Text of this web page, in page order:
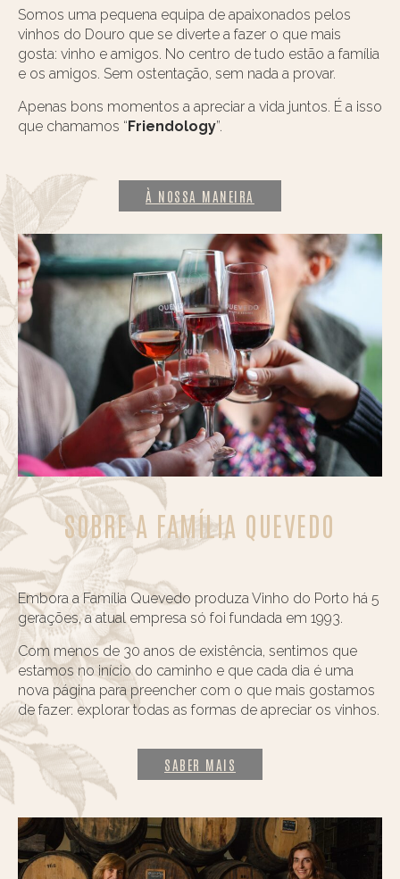
Somos uma pequena equipa de apaixonados pelos
vinhos do Douro que se diverte a fazer o que mais
gosta: vinho e amigos. No centro de tudo estão a família
e os amigos. Sem ostentação, sem nada a provar.
Apenas bons momentos a apreciar a vida juntos. É a isso
que chamamos “Friendology”.
À NOSSA MANEIRA
SOBRE A FAMÍLIA QUEVEDO
Embora a Família Quevedo produza Vinho do Porto há 5
gerações, a atual empresa só foi fundada em 1993.
Com menos de 30 anos de existência, sentimos que
estamos no início do caminho e que cada dia é uma
nova página para preencher com o que mais gostamos
de fazer: explorar todas as formas de apreciar os vinhos.
SABER MAIS